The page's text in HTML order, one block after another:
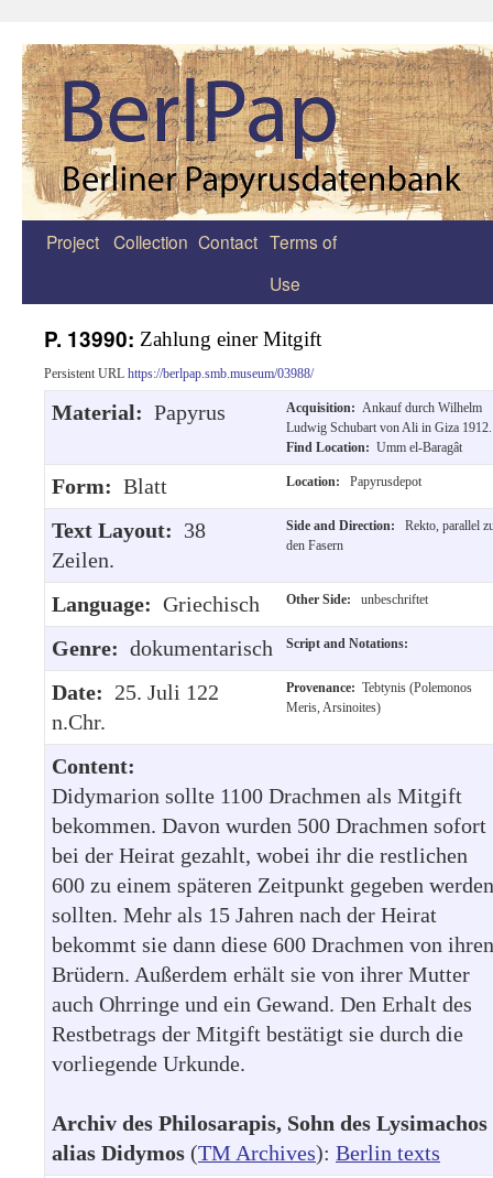
Zum
Project Collection Contact Terms of
Use
P. 13990: Zahlung einer Mitgift
Persistent URL https://berlpap.smb.museum/03988/
Material: Papyrus Acquisition: Ankauf durch Wilhelm
Ludwig Schubart von Ali in Giza 1912.
Find Location: Umm el-Baragât
Form: Blatt Location: Papyrusdepot
Text Layout: 38
Zeilen.
Side and Direction:
Rekto, parallel
den Fasern
Language: Griechisch Other Side: unbeschriftet
Genre: dokumentarisch Script and Notations:
Date: 25. Juli 122
n.Chr.
Provenance: Tebtynis (Polemonos
Meris, Arsinoites)
Content:
Didymarion sollte 1100 Drachmen als Mitgift
bekommen. Davon wurden 500 Drachmen sofort
bei der Heirat gezahlt, wobei ihr die restlichen
600 zu einem späteren Zeitpunkt gegeben werden
sollten. Mehr als 15 Jahren nach der Heirat
bekommt sie dann diese 600 Drachmen von ihren
Brüdern. Außerdem erhält sie von ihrer Mutter
auch Ohrringe und ein Gewand. Den Erhalt des
Restbetrags der Mitgift bestätigt sie durch die
vorliegende Urkunde.
Archiv des Philosarapis, Sohn des Lysimachos
alias Didymos (TM Archives): Berlin texts